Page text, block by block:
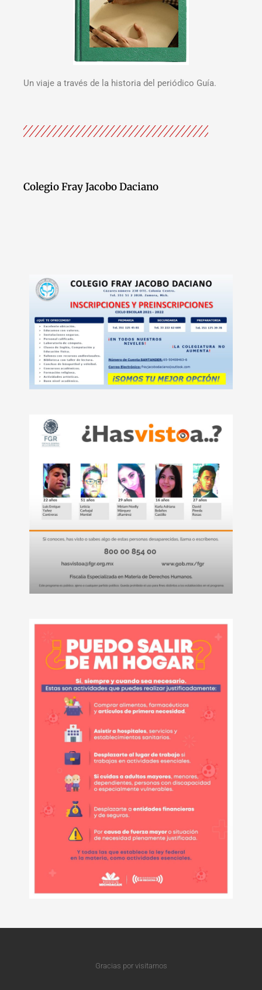
Un viaje a través de la historia del periódico Guía.
Colegio Fray Jacobo Daciano
Gracias por visitarnos